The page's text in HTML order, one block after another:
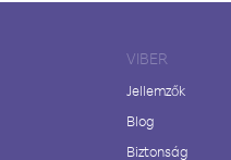
VIBER
Jellemzők
Blog
Biztonság